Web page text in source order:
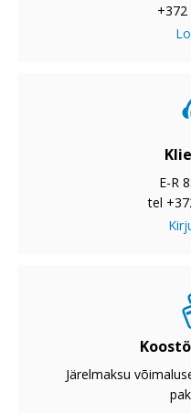
+372
E-R
tel
Järelmaksu